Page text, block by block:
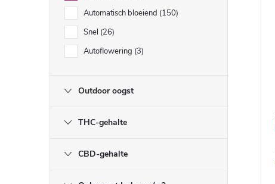
Automatisch bloeiend 150
Snel 26
Autoflowering 3
Outdoor oogst
THC-gehalte
CBD-gehalte